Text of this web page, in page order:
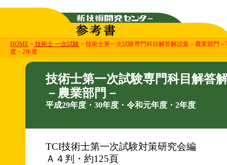
HOME > 技術士 一次試験 > 技術士第一次試験専門科目解答解説集－農業部門
度・2年度
技術士第一次試験専門科目解答
－農業部門－
平成29年度・30年度・令和元年度・2年度
TCI技術士第一次試験対策研究会編
Ａ４判・約125頁